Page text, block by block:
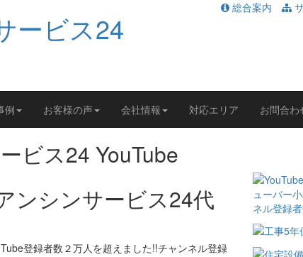
総合案内
例 お客様の声 会社情報 対応エリア お問合わ
ビス24 YouTube